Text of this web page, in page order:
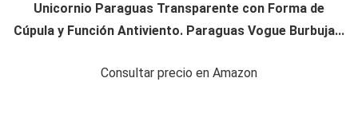
Unicornio Paraguas Transparente con Forma de
Cúpula y Función Antiviento. Paraguas Vogue Burbuja...
Consultar precio en Amazon